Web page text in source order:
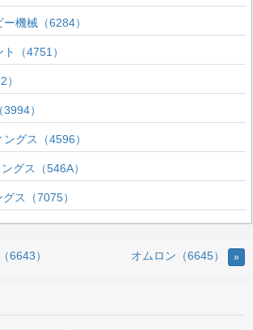
機械（6284）
（4751）
）
グス（4596）
グス（546A）
ス（7075）
6643） オムロン（6645） »